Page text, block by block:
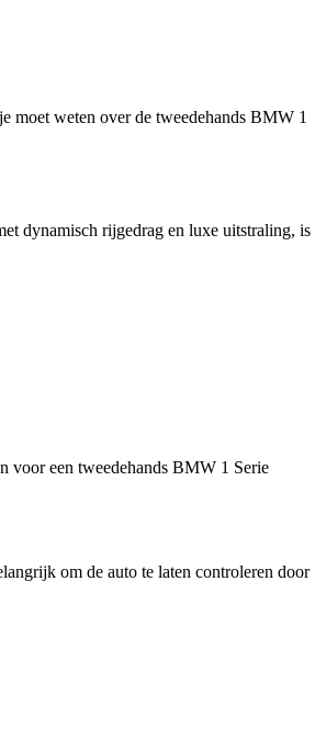
moet weten over de tweedehands BMW 1
dynamisch rijgedrag en luxe uitstraling, is
voor een tweedehands BMW 1 Serie
om de auto te laten controleren door